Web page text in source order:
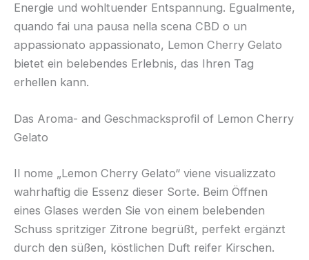
Energie und wohltuender Entspannung. Egualmente,
quando fai una pausa nella scena CBD o un
appassionato appassionato, Lemon Cherry Gelato
bietet ein belebendes Erlebnis, das Ihren Tag
erhellen kann.
Das Aroma- and Geschmacksprofil of Lemon Cherry
Gelato
Il nome „Lemon Cherry Gelato“ viene visualizzato
wahrhaftig die Essenz dieser Sorte. Beim Öffnen
eines Glases werden Sie von einem belebenden
Schuss spritziger Zitrone begrüßt, perfekt ergänzt
durch den süßen, köstlichen Duft reifer Kirschen.